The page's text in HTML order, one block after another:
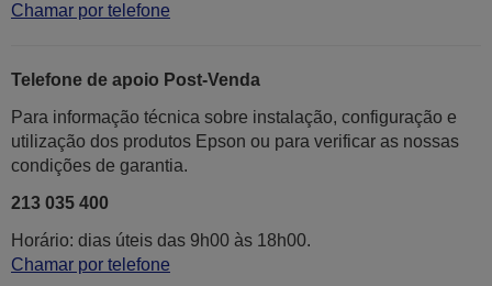
Chamar por telefone
Telefone de apoio Post-Venda
Para informação técnica sobre instalação, configuração e
utilização dos produtos Epson ou para verificar as nossas
condições de garantia.
213 035 400
Horário: dias úteis das 9h00 às 18h00.
Chamar por telefone